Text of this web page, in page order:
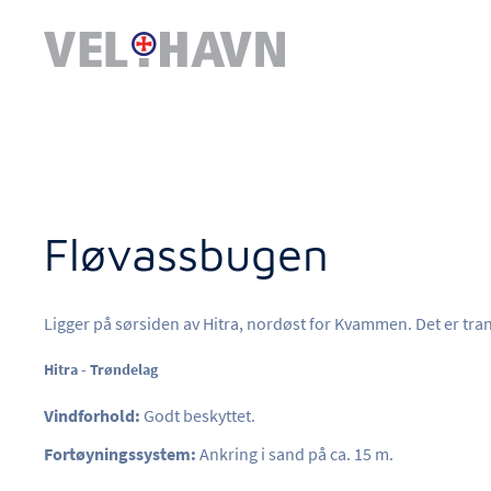
Fløvassbugen
Ligger på sørsiden av Hitra, nordøst for Kvammen. Det er
Hitra - Trøndelag
Vindforhold: Godt beskyttet.
Fortøyningssystem: Ankring i sand på ca. 15 m.